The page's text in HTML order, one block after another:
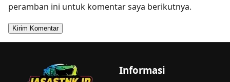
peramban ini untuk komentar saya berikutnya.
Informasi